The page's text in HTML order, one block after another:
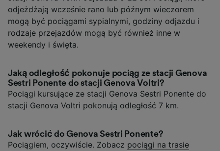
odjeżdżają wcześnie rano lub późnym wieczorem
mogą być pociągami sypialnymi, godziny odjazdu i
rodzaje przejazdów mogą być również inne w
weekendy i święta.
Jaką odległość pokonuje pociąg ze stacji Genova
Sestri Ponente do stacji Genova Voltri?
Pociągi kursujące ze stacji Genova Sestri Ponente do
stacji Genova Voltri pokonują odległość 7 km.
Jak wrócić do Genova Sestri Ponente?
Pociągiem, oczywiście. Zobacz pociągi na trasie